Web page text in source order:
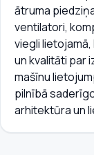
ātruma
ventilatori,
viegli
un kvalitāti par
mašīnu
pilnībā
arhitektūra un